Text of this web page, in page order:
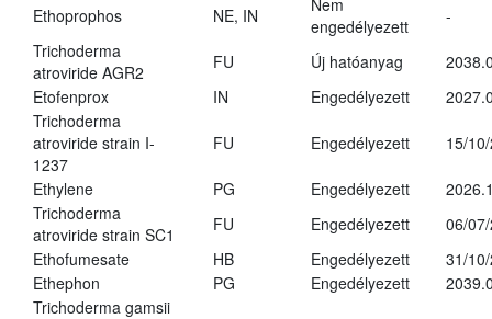
Ethoprophos
NE, IN
Nem
engedélyezett
-
Trichoderma
atroviride AGR2
FU Új hatóanyag
Etofenprox
IN Engedélyezett
Trichoderma
atroviride strain I-
1237
FU Engedélyezett 15/
Ethylene PG Engedélyezett
Trichoderma
atroviride strain SC1
FU Engedélyezett
06/
Ethofumesate
HB Engedélyezett
31/
Ethephon
PG Engedélyezett
Trichoderma gamsii